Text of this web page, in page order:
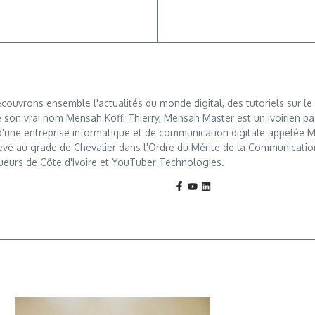
ensemble l'actualités du monde digital, des tutoriels sur
vrai nom Mensah Koffi Thierry, Mensah Master est un ivoirien
entreprise informatique et de communication digitale appelée
au grade de Chevalier dans l'Ordre du Mérite de la
de Côte d'Ivoire et YouTuber Technologies.